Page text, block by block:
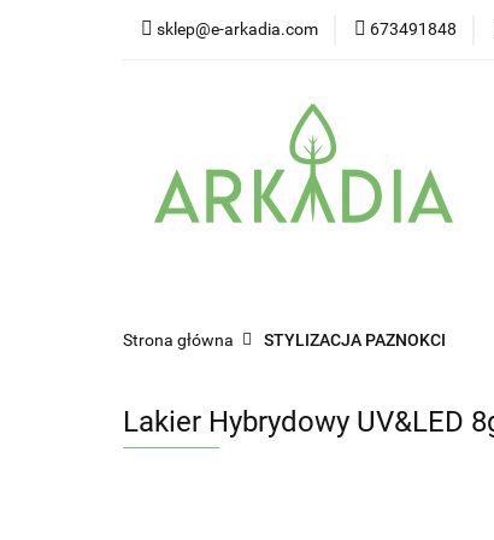
sklep@e-arkadia.com 673491848
Kategorie
Strona główna STYLIZACJA PAZNOKCI
Lakier Hybrydowy UV&LED